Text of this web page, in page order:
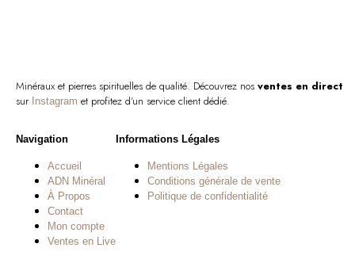
Minéraux et pierres spirituelles de qualité. Découvrez nos ventes en direct
sur Instagram et profitez d’un service client dédié.
Navigation
Accueil
ADN Minéral
À Propos
Contact
Mon compte
Ventes en Live
Informations Légales
Mentions Légales
Conditions générale de vente
Politique de confidentialité